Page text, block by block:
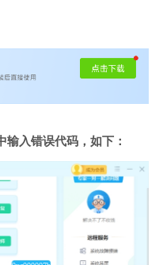
入错误代码，如下：